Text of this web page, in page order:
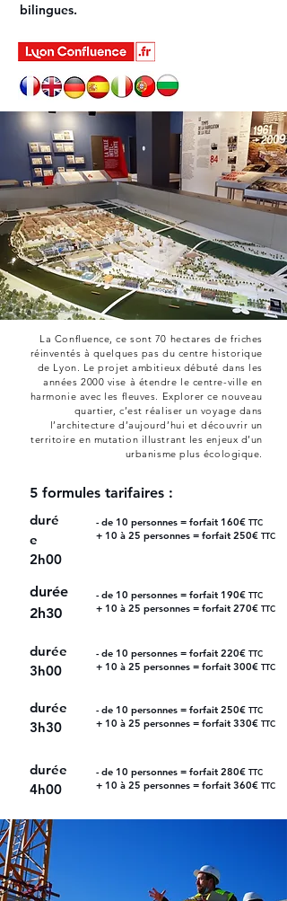
bilingues.
La Confluence, ce sont 70 hectares de friches
réinventés à quelques pas du centre historique
de Lyon. Le projet ambitieux débuté dans les
années 2000 vise à étendre le centre-ville en
harmonie avec les fleuves. Explorer ce nouveau
quartier, c’est réaliser un voyage dans
l’architecture d’aujourd’hui et découvrir un
territoire en mutation illustrant les enjeux d’un
urbanisme plus écologique.
5 formules tarifaires :
duré
e
2h00
- de 10 personnes = forfait 160€ TTC
+ 10 à 25 personnes = forfait 250€ TTC
durée
2h30
- de 10 personnes = forfait 190€ TTC
+ 10 à 25 personnes = forfait 270€ TTC
durée
3h00
- de 10 personnes = forfait 220€ TTC
+ 10 à 25 personnes = forfait 300€ TTC
durée
3h30
- de 10 personnes = forfait 250€ TTC
+ 10 à 25 personnes = forfait 330€ TTC
durée
4h00
- de 10 personnes = forfait 280€ TTC
+ 10 à 25 personnes = forfait 360€ TTC